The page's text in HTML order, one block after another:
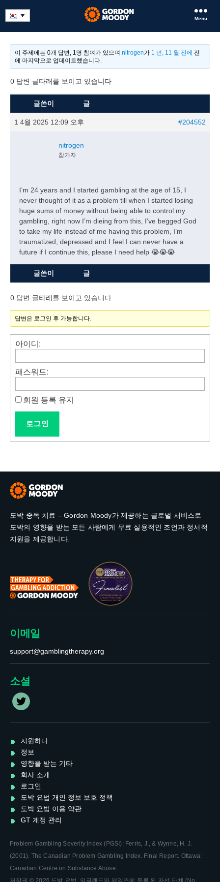
Menu
이 주제에는 0개 답변, 1명 참여가 있으며nitrogen가 1 년, 11 월 전에 전
에 마지막으로 업데이트했습니다.
0 답변 글타래를 보이고 있습니다
글쓴이 글
1 4월 2025 12:09 오후 #204552
nitrogen
참가자
I’m 24 years and I started gambling at the age of 15, I
never thought of it as a problem till when I started losing
huge sums of money without being able to control my
gambling, right now I’m dieing from this, I’ve begged God
to take my life instead of me having this problem, I’m
traumatized, depressed and I feel I can never have a
future if I continue this, please I need help 😭😭😭
글쓴이 글
0 답변 글타래를 보이고 있습니다
답변은 로그인 후 가능합니다.
아이디:
패스워드:
회원 등록 유지
로그인
도박 중독 치료 – Gordon Moody가 제공하는 글로벌 서비스로
도박의 영향을 받는 모든 사람에게 무료 실용적인 조언과 정서적
지원을 제공합니다.
이메일
support@gamblingtherapy.org
소셜
T
i
t
e
지원하다
정보
영향을 받는 기타
회사 소개
로그인
도박 요법 개인 정보 보호 정책
도박 요법 이용 약관
GT 계정 관리
Problem Gambling Severity Index (PGSI): Ferris, J., & Wynne, H. J.
(2001). The Canadian Problem Gambling Index. Final Report. Ottawa:
Canadian Centre on Substance Abuse.